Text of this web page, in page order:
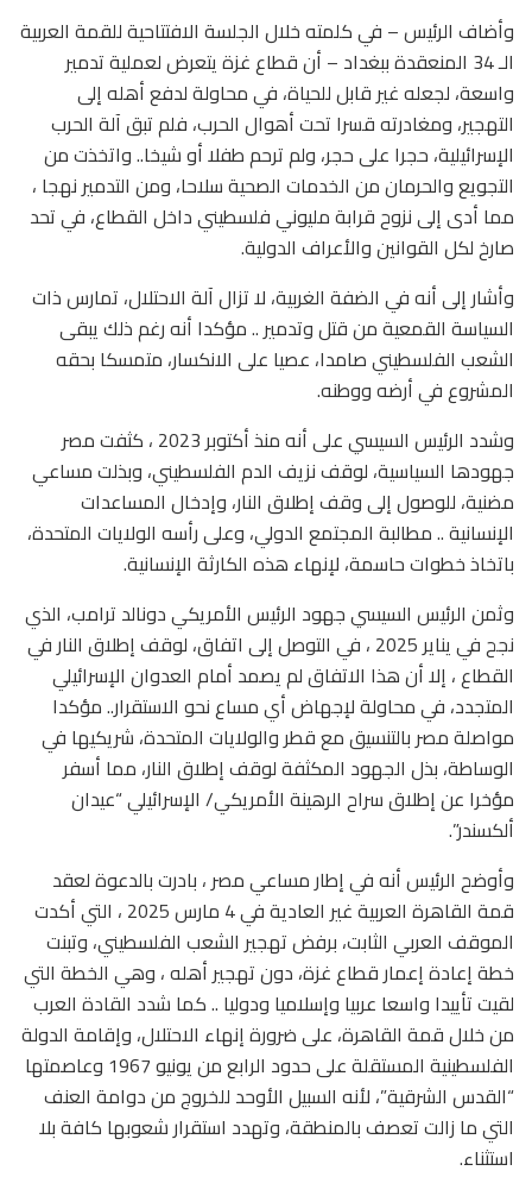
وأضاف الرئيس – في كلمته خلال الجلسة الافتتاحية للقمة العربية
الـ 34 المنعقدة ببغداد – أن قطاع غزة يتعرض لعملية تدمير
واسعة، لجعله غير قابل للحياة، في محاولة لدفع أهله إلى
التهجير، ومغادرته قسرا تحت أهوال الحرب، فلم تبق آلة الحرب
الإسرائيلية، حجرا على حجر، ولم ترحم طفلا أو شيخا.. واتخذت من
التجويع والحرمان من الخدمات الصحية سلاحا، ومن التدمير نهجا ،
مما أدى إلى نزوح قرابة مليوني فلسطيني داخل القطاع، في تحد
صارخ لكل القوانين والأعراف الدولية.
وأشار إلى أنه في الضفة الغربية، لا تزال آلة الاحتلال، تمارس ذات
السياسة القمعية من قتل وتدمير .. مؤكدا أنه رغم ذلك يبقى
الشعب الفلسطيني صامدا، عصيا على الانكسار، متمسكا بحقه
المشروع في أرضه ووطنه.
وشدد الرئيس السيسي على أنه منذ أكتوبر 2023 ، كثفت مصر
جهودها السياسية، لوقف نزيف الدم الفلسطيني، وبذلت مساعي
مضنية، للوصول إلى وقف إطلاق النار، وإدخال المساعدات
الإنسانية .. مطالبة المجتمع الدولي، وعلى رأسه الولايات المتحدة،
باتخاذ خطوات حاسمة، لإنهاء هذه الكارثة الإنسانية.
وثمن الرئيس السيسي جهود الرئيس الأمريكي دونالد ترامب، الذي
نجح في يناير 2025 ، في التوصل إلى اتفاق، لوقف إطلاق النار في
القطاع ، إلا أن هذا الاتفاق لم يصمد أمام العدوان الإسرائيلي
المتجدد، في محاولة لإجهاض أي مساع نحو الاستقرار.. مؤكدا
مواصلة مصر بالتنسيق مع قطر والولايات المتحدة، شريكيها في
الوساطة، بذل الجهود المكثفة لوقف إطلاق النار، مما أسفر
مؤخرا عن إطلاق سراح الرهينة الأمريكي/ الإسرائيلي “عيدان
ألكسندر”.
وأوضح الرئيس أنه في إطار مساعي مصر ، بادرت بالدعوة لعقد
قمة القاهرة العربية غير العادية في 4 مارس 2025 ، التي أكدت
الموقف العربي الثابت، برفض تهجير الشعب الفلسطيني، وتبنت
خطة إعادة إعمار قطاع غزة، دون تهجير أهله ، وهي الخطة التي
لقيت تأييدا واسعا عربيا وإسلاميا ودوليا .. كما شدد القادة العرب
من خلال قمة القاهرة، على ضرورة إنهاء الاحتلال، وإقامة الدولة
الفلسطينية المستقلة على حدود الرابع من يونيو 1967 وعاصمتها
“القدس الشرقية”، لأنه السبيل الأوحد للخروج من دوامة العنف
التي ما زالت تعصف بالمنطقة، وتهدد استقرار شعوبها كافة بلا
استثناء.